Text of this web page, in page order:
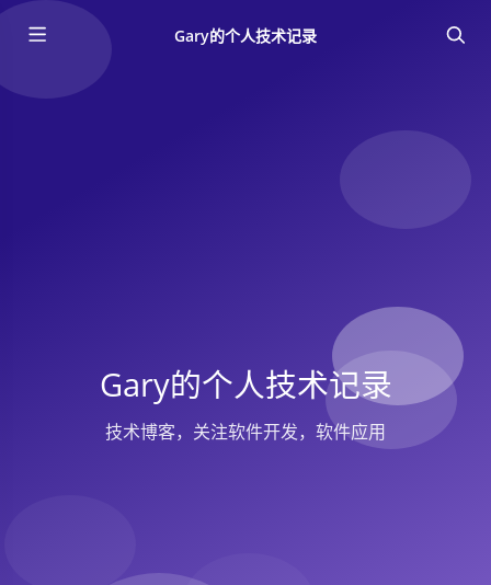
Gary的个人技术记录
Gary的个人技术记录
技术博客，关注软件开发，软件应用